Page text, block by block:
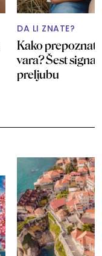
DA LI ZNATE?
Kako prepoznati
vara? Šest
preljubu